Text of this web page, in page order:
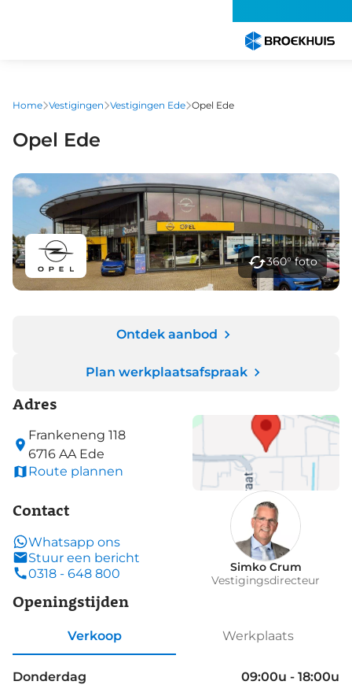
gaan
Home Vestigingen Vestigingen Ede Opel Ede
Opel Ede
360° foto
Adres
Frankeneng 118
6716 AA Ede
Route plannen
Contact
Whatsapp ons
Stuur een bericht
0318 - 648 800
Simko Crum
Vestigingsdirecteur
Ontdek aanbod
Plan werkplaatsafspraak
Openingstijden
Verkoop Werkplaats
Donderdag
09:00u - 18:00u